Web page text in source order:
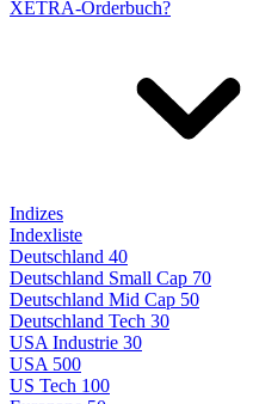
XETRA-Orderbuch?
Indizes
Indexliste
Deutschland 40
Deutschland Small Cap 70
Deutschland Mid Cap 50
Deutschland Tech 30
USA Industrie 30
USA 500
US Tech 100